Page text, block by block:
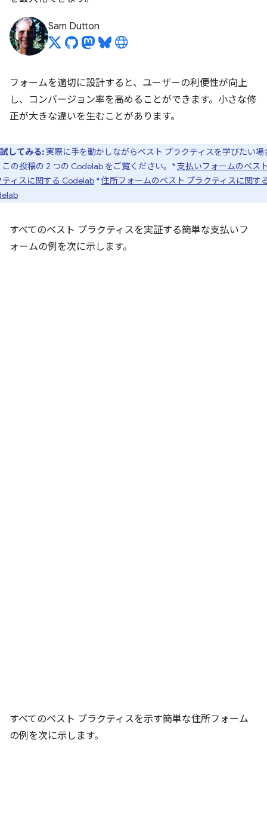
Sam Dutton
フォームを適切に設計すると、ユーザーの利便性が向上
し、コンバージョン率を高めることができます。小さな修
正が大きな違いを生むことがあります。
試してみる: 実際に手を動かしながらベスト プラクティスを学びたい場
この投稿の 2 つの Codelab をご覧ください。*支払いフォームのベス
ティスに関する Codelab *住所フォームのベスト プラクティスに関す
すべてのベスト プラクティスを実証する簡単な支払いフ
ォームの例を次に示します。
すべてのベスト プラクティスを示す簡単な住所フォーム
の例を次に示します。